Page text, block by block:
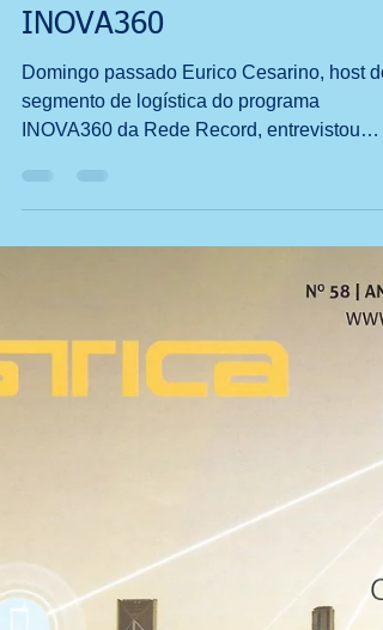
Manual SIO no
INOVA360
Domingo passado Eurico Cesarino, host do
Daniel Gasnier sobre sua...